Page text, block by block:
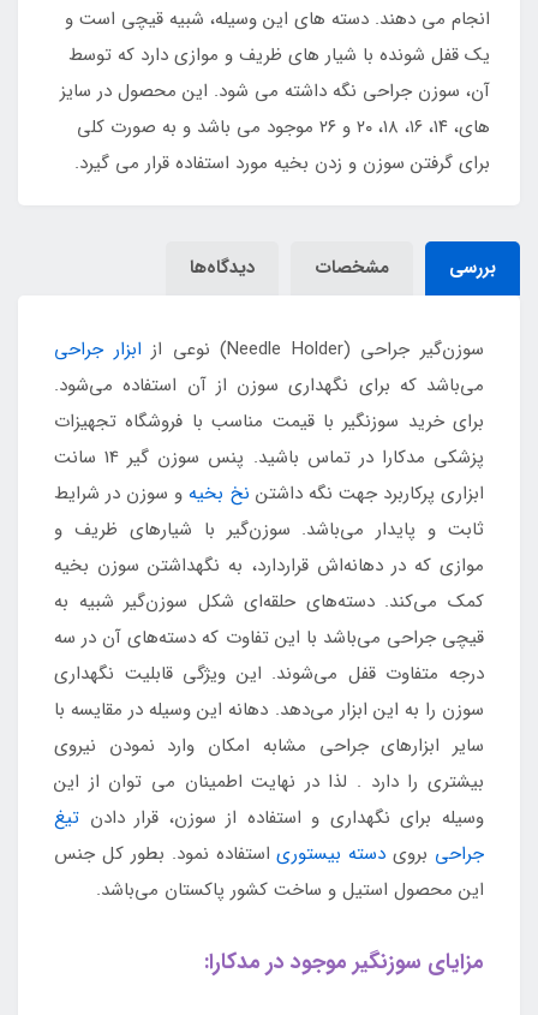
انجام می دهند. دسته های این وسیله، شبیه قیچی است و
یک قفل شونده با شیار های ظریف و موازی دارد که توسط
آن، سوزن جراحی نگه داشته می شود. این محصول در سایز
های، ۱۴، ۱۶، ۱۸، ۲۰ و ۲۶ موجود می باشد و به صورت کلی
برای گرفتن سوزن و زدن بخیه مورد استفاده قرار می گیرد‌.
بررسی مشخصات دیدگاه‌ها
سوزن‌گیر جراحی (Needle Holder) نوعی از
ابزار جراحی
می‌باشد که برای نگهداری سوزن از آن استفاده می‌شود.
برای خرید سوزنگیر با قیمت مناسب با فروشگاه تجهیزات
پزشکی مدکارا در تماس باشید. پنس سوزن گیر 14 سانت
ابزاری پرکاربرد جهت نگه داشتن نخ بخیهو سوزن در شرایط
ثابت و پایدار می‌باشد. سوزن‌گیر با شیارهای ظریف و
موازی که در دهانه‌اش قراردارد، به نگهداشتن سوزن بخیه
کمک می‌کند. دسته‌های حلقه‌ای شکل سوزن‌گیر شبیه به
قیچی جراحی می‌باشد با این تفاوت که دسته‌های آن در سه
درجه متفاوت قفل می‌شوند. این ویژگی قابلیت نگهداری
سوزن را به این ابزار می‌دهد. دهانه این وسیله در مقایسه با
سایر ابزارهای جراحی مشابه امکان وارد نمودن نیروی
بیشتری را دارد . لذا در نهایت اطمینان می توان از این
وسیله برای نگهداری و استفاده از سوزن، قرار دادن تیغ
جراحی بروی دسته بیستوریاستفاده نمود. بطور کل جنس
این محصول استیل و ساخت کشور پاکستان می‌باشد.
مزایای سوزنگیر موجود در مدکارا: